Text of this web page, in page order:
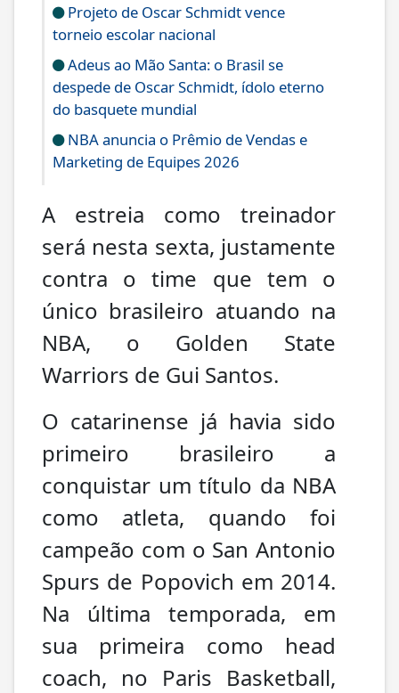
Projeto de Oscar Schmidt vence
torneio escolar nacional
Adeus ao Mão Santa: o Brasil se
despede de Oscar Schmidt, ídolo eterno
do basquete mundial
NBA anuncia o Prêmio de Vendas e
Marketing de Equipes 2026
A estreia como treinador
será nesta sexta, justamente
contra o time que tem o
único brasileiro atuando na
NBA, o Golden State
Warriors de Gui Santos.
O catarinense já havia sido
primeiro brasileiro a
conquistar um título da NBA
como atleta, quando foi
campeão com o San Antonio
Spurs de Popovich em 2014.
Na última temporada, em
sua primeira como head
coach, no Paris Basketball,